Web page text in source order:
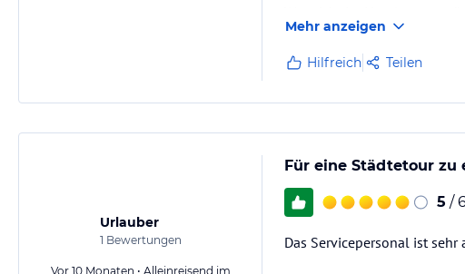
Mehr anzeigen
Hilfreich Teilen
Urlauber
1 Bewertungen
Vor 10 Monaten • Alleinreisend im
Für eine Städtetour zu
5 /
Das Servicepersonal ist